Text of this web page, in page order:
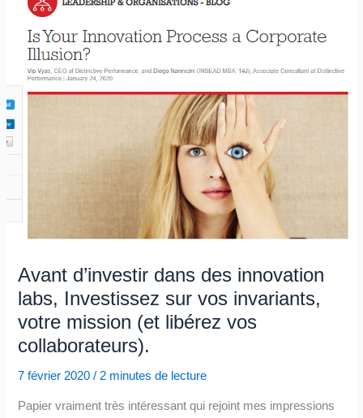
Monde
…
Avant d’investir dans des innovation
labs, Investissez sur vos invariants,
votre mission (et libérez vos
collaborateurs).
7 février 2020/ 2 minutes de lecture
Papier vraiment très intéressant qui rejoint mes impressions